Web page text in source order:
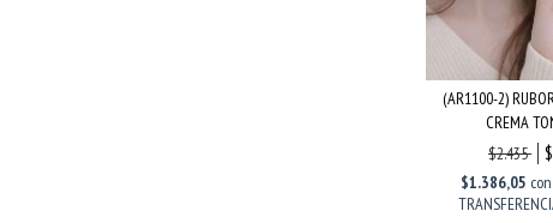
(AR1100-2)
CREMA
$2.435
$1.386,05 con